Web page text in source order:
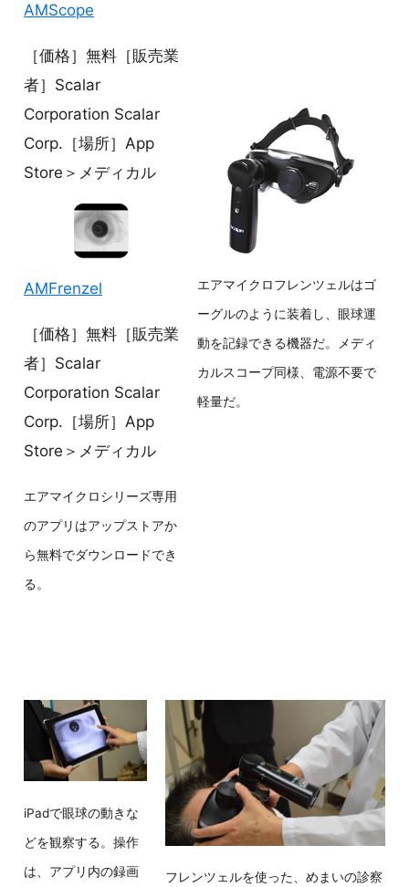
AMScope
［価格］無料［販売業
者］Scalar
Corporation Scalar
Corp.［場所］App
Store＞メディカル
AMFrenzel
［価格］無料［販売業
者］Scalar
Corporation Scalar
Corp.［場所］App
Store＞メディカル
エアマイクロシリーズ専用
のアプリはアップストアか
ら無料でダウンロードでき
る。
エアマイクロフレンツェルはゴ
ーグルのように装着し、眼球運
動を記録できる機器だ。メディ
カルスコープ同様、電源不要で
軽量だ。
iPadで眼球の動きな
どを観察する。操作
は、アプリ内の録画
フレンツェルを使った、めまいの診察